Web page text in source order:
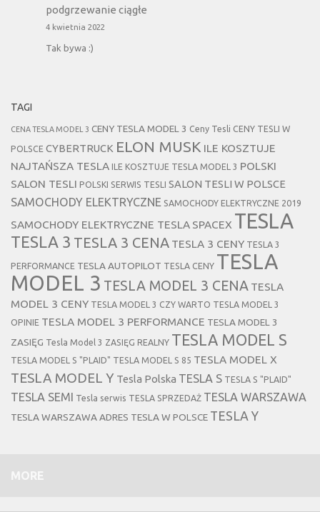
podgrzewanie ciągłe
4 kwietnia 2022
Tak bywa :)
TAGI
CENA TESLA MODEL 3 CENY TESLA MODEL 3 Ceny Tesli CENY TESLI W
POLSCE CYBERTRUCK ELON MUSK ILE KOSZTUJE
NAJTAŃSZA TESLA ILE KOSZTUJE TESLA MODEL 3 POLSKI
SALON TESLI POLSKI SERWIS TESLI SALON TESLI W POLSCE
SAMOCHODY ELEKTRYCZNE SAMOCHODY ELEKTRYCZNE 2019
SAMOCHODY ELEKTRYCZNE TESLA SPACEX TESLA
TESLA 3 TESLA 3 CENA TESLA 3 CENY TESLA 3
PERFORMANCE TESLA AUTOPILOT TESLA CENY TESLA
MODEL 3 TESLA MODEL 3 CENA TESLA
MODEL 3 CENY TESLA MODEL 3 CZY WARTO TESLA MODEL 3
OPINIE TESLA MODEL 3 PERFORMANCE TESLA MODEL 3
ZASIĘG Tesla Model 3 ZASIĘG REALNY TESLA MODEL S
TESLA MODEL S "PLAID" TESLA MODEL S 85 TESLA MODEL X
TESLA MODEL Y Tesla Polska TESLA S TESLA S "PLAID"
TESLA SEMI Tesla serwis TESLA SPRZEDAŻ TESLA WARSZAWA
TESLA WARSZAWA ADRES TESLA W POLSCE TESLA Y
MORE